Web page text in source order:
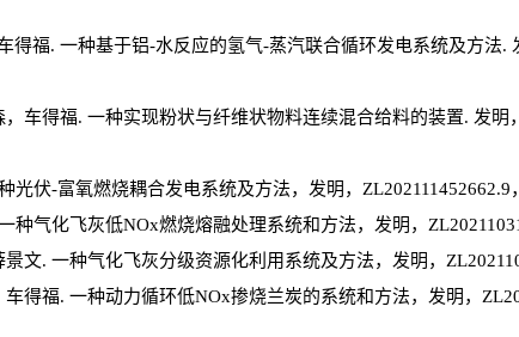
得福. 一种基于铝-水反应的氢气-蒸汽联合循环发电系统及方法.
车得福. 一种实现粉状与纤维状物料连续混合给料的装置. 发明
光伏-富氧燃烧耦合发电系统及方法，发明，ZL202111452662.9
种气化飞灰低NOx燃烧熔融处理系统和方法，发明，
文. 一种气化飞灰分级资源化利用系统及方法，发明，
得福. 一种动力循环低NOx掺烧兰炭的系统和方法，发明，